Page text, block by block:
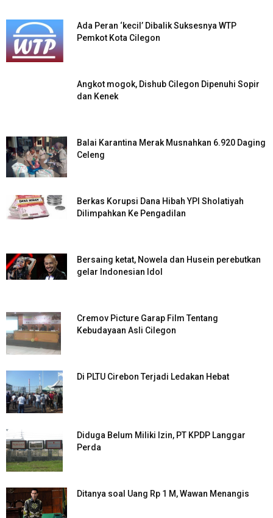
Ada Peran ‘kecil’ Dibalik Suksesnya WTP
Pemkot Kota Cilegon
Angkot mogok, Dishub Cilegon Dipenuhi Sopir
dan Kenek
Balai Karantina Merak Musnahkan 6.920 Daging
Celeng
Berkas Korupsi Dana Hibah YPI Sholatiyah
Dilimpahkan Ke Pengadilan
Bersaing ketat, Nowela dan Husein perebutkan
gelar Indonesian Idol
Cremov Picture Garap Film Tentang
Kebudayaan Asli Cilegon
Di PLTU Cirebon Terjadi Ledakan Hebat
Diduga Belum Miliki Izin, PT KPDP Langgar
Perda
Ditanya soal Uang Rp 1 M, Wawan Menangis